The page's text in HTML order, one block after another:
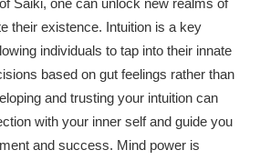
Saiki, one can unlock new realms of
their existence. Intuition is a key
individuals to tap into their innate
based on gut feelings rather than
and trusting your intuition can
with your inner self and guide you
and success. Mind power is